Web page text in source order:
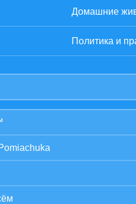
Домашние
Политика и